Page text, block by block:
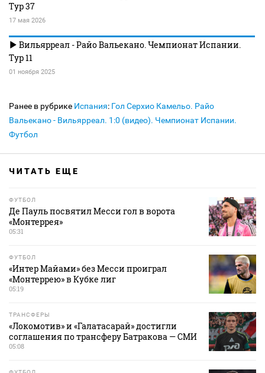
Тур 37
17 мая 2026
Вильярреал - Райо Вальекано. Чемпионат Испании.
Тур 11
01 ноября 2025
Ранее в рубрике Испания: Гол Серхио Камельо. Райо
Вальекано - Вильярреал. 1:0 (видео). Чемпионат Испании.
Футбол
ЧИТАТЬ ЕЩЕ
ФУТБОЛ
Де Пауль посвятил Месси гол в ворота
«Монтеррея»
05:31
ФУТБОЛ
«Интер Майами» без Месси проиграл
«Монтеррею» в Кубке лиг
05:19
ТРАНСФЕРЫ
«Локомотив» и «Галатасарай» достигли
соглашения по трансферу Батракова — СМИ
05:08